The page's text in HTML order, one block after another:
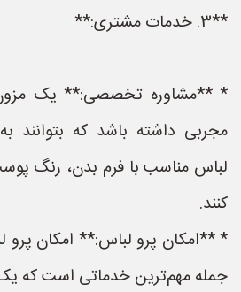
**3. خدمات مشتری:**
* **مشاوره تخصصی:** یک
مجربی داشته باشد که بتوانند
لباس مناسب با فرم بدن، رنگ
کنند.
* **امکان پرو لباس:** امکان پرو
جمله مهم‌ترین خدماتی است که یک